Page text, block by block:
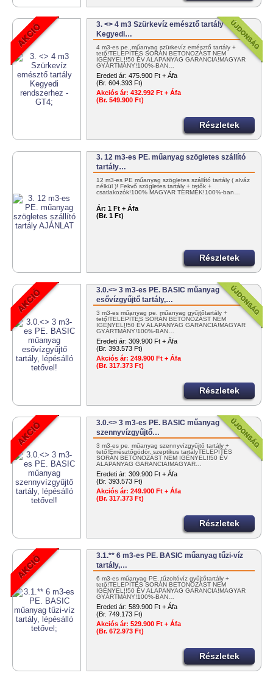
3. <> 4 m3 Szürkevíz emésztő tartály
Kegyedi…
4 m3-es pe. műanyag szürkevíz emésztő tartály +
tető!TELEPÍTÉS SORÁN BETONOZÁST NEM
IGÉNYEL!!50 ÉV ALAPANYAG GARANCIA!MAGYAR
GYÁRTMÁNY!100%-BAN…
Eredeti ár: 475.900 Ft + Áfa
(Br. 604.393 Ft)
Akciós ár: 432.992 Ft + Áfa
(Br. 549.900 Ft)
Részletek
3. 12 m3-es PE. műanyag szögletes szállító
tartály…
12 m3-es PE műanyag szögletes szállító tartály ( alváz
nélkül )! Fekvő szögletes tartály + tetők +
csatlakozók!100% MAGYAR TERMÉK!100%-ban…
Ár: 1 Ft + Áfa
(Br. 1 Ft)
Részletek
3.0.<> 3 m3-es PE. BASIC műanyag
esővízgyűjtő tartály,…
3 m3-es műanyag pe. műanyag gyűjtőtartály +
tető!TELEPÍTÉS SORÁN BETONOZÁST NEM
IGÉNYEL!!50 ÉV ALAPANYAG GARANCIA!MAGYAR
GYÁRTMÁNY!100%-BAN…
Eredeti ár: 309.900 Ft + Áfa
(Br. 393.573 Ft)
Akciós ár: 249.900 Ft + Áfa
(Br. 317.373 Ft)
Részletek
3.0.<> 3 m3-es PE. BASIC műanyag
szennyvízgyűjtő…
3 m3-es pe. műanyag szennyvízgyűjtő tartály +
tető!Emésztőgödör, szeptikus tartályTELEPÍTÉS
SORÁN BETONOZÁST NEM IGÉNYEL!!50 ÉV
ALAPANYAG GARANCIA!MAGYAR…
Eredeti ár: 309.900 Ft + Áfa
(Br. 393.573 Ft)
Akciós ár: 249.900 Ft + Áfa
(Br. 317.373 Ft)
Részletek
3.1.** 6 m3-es PE. BASIC műanyag tűzi-víz
tartály,…
6 m3-es műanyag PE. tűzoltóvíz gyűjtőtartály +
tető!TELEPÍTÉS SORÁN BETONOZÁST NEM
IGÉNYEL!!50 ÉV ALAPANYAG GARANCIA!MAGYAR
GYÁRTMÁNY!100%-BAN…
Eredeti ár: 589.900 Ft + Áfa
(Br. 749.173 Ft)
Akciós ár: 529.900 Ft + Áfa
(Br. 672.973 Ft)
Részletek